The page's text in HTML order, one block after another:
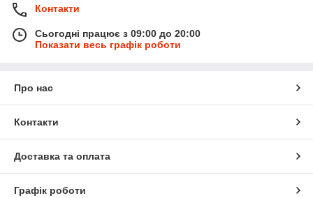
Контакти
Сьогодні працює з 09:00 до 20:00
Показати весь графік роботи
Про нас
Контакти
Доставка та оплата
Графік роботи